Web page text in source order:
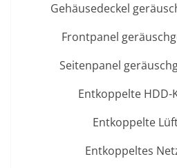
Gehäusedeckel
Frontpanel
Seitenpanel
Entkoppelte HDD-
Entkoppelte
Entkoppeltes